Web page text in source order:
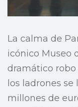
La calma de
icónico Museo
dramático
los ladrones
millones de